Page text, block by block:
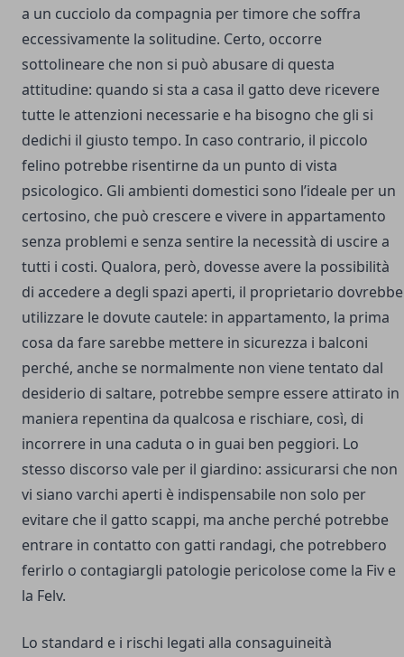
a un cucciolo da compagnia per timore che soffra
eccessivamente la solitudine. Certo, occorre
sottolineare che non si può abusare di questa
attitudine: quando si sta a casa il gatto deve ricevere
tutte le attenzioni necessarie e ha bisogno che gli si
dedichi il giusto tempo. In caso contrario, il piccolo
felino potrebbe risentirne da un punto di vista
psicologico. Gli ambienti domestici sono l’ideale per un
certosino, che può crescere e vivere in appartamento
senza problemi e senza sentire la necessità di uscire a
tutti i costi. Qualora, però, dovesse avere la possibilità
di accedere a degli spazi aperti, il proprietario dovrebbe
utilizzare le dovute cautele: in appartamento, la prima
cosa da fare sarebbe mettere in sicurezza i balconi
perché, anche se normalmente non viene tentato dal
desiderio di saltare, potrebbe sempre essere attirato in
maniera repentina da qualcosa e rischiare, così, di
incorrere in una caduta o in guai ben peggiori. Lo
stesso discorso vale per il giardino: assicurarsi che non
vi siano varchi aperti è indispensabile non solo per
evitare che il gatto scappi, ma anche perché potrebbe
entrare in contatto con gatti randagi, che potrebbero
ferirlo o contagiargli patologie pericolose come la Fiv e
la Felv.
Lo standard e i rischi legati alla consaguineità